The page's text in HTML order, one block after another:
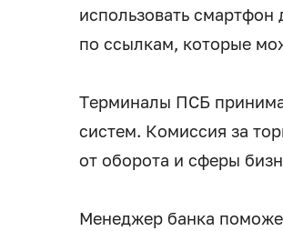
использовать
по ссылкам, которые
Терминалы ПСБ
систем. Комиссия за
от оборота и сферы
Менеджер банка